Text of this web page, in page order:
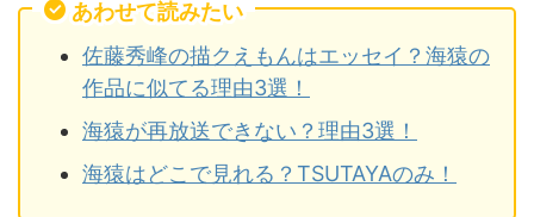
あわせて読みたい
佐藤秀峰の描クえもんはエッセイ？海猿の
作品に似てる理由3選！
海猿が再放送できない？理由3選！
海猿はどこで見れる？TSUTAYAのみ！